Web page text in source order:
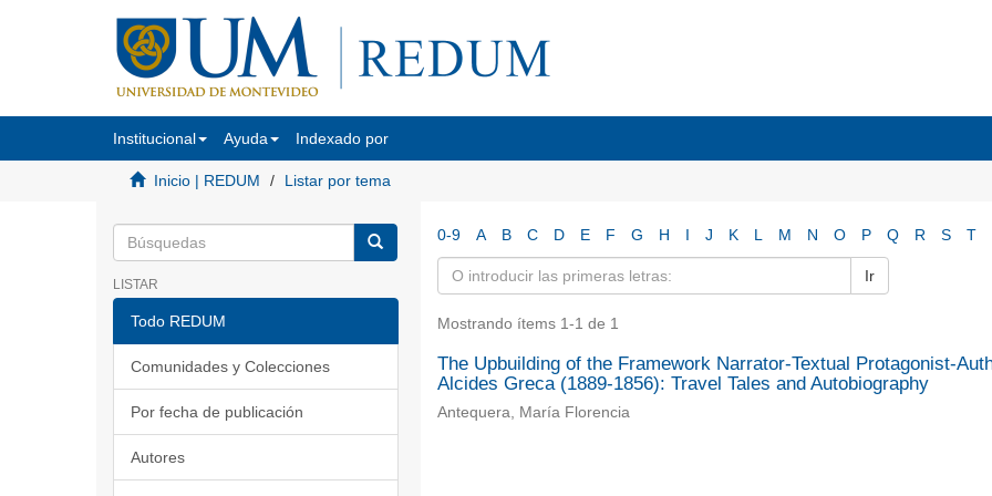
Institucional Ayuda Indexado por
Inicio | REDUM Listar por tema
LISTAR
Todo REDUM
Comunidades y Colecciones
Por fecha de publicación
Autores
0-9 A B C D E F G H I J K L M N O P Q R S T
Ir
Mostrando ítems 1-1 de 1
The Upbuilding of the Framework Narrator-Textual Protagonist-
Alcides Greca (1889-1856): Travel Tales and Autobiography
Antequera, María Florencia